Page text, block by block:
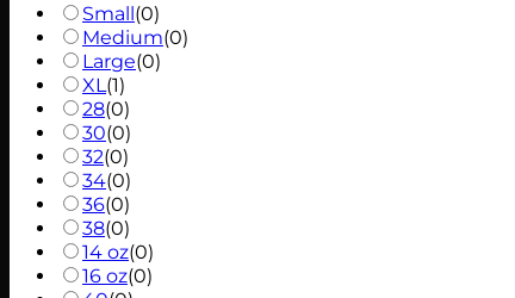
Small(0)
Medium(0)
Large(0)
XL(1)
28(0)
30(0)
32(0)
34(0)
36(0)
38(0)
14 oz(0)
16 oz(0)